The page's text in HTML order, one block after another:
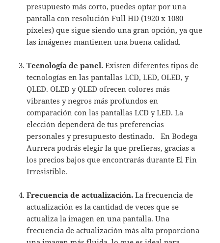
presupuesto más corto, puedes optar por una
pantalla con resolución Full HD (1920 x 1080
píxeles) que sigue siendo una gran opción, ya que
las imágenes mantienen una buena calidad.
Tecnología de panel.Existen diferentes tipos de
tecnologías en las pantallas LCD, LED, OLED, y
QLED. OLED y QLED ofrecen colores más
vibrantes y negros más profundos en
comparación con las pantallas LCD y LED. La
elección dependerá de tus preferencias
personales y presupuesto destinado. En Bodega
Aurrera podrás elegir la que prefieras, gracias a
los precios bajos que encontrarás durante El Fin
Irresistible.
Frecuencia de actualización.La frecuencia de
actualización es la cantidad de veces que se
actualiza la imagen en una pantalla. Una
frecuencia de actualización más alta proporciona